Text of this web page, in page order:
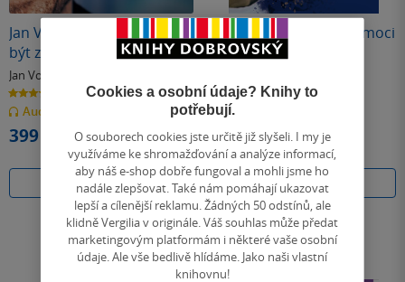
Jan Vojáček: Rozhodni se
být zdráv
Jan Vojáček
4.5
z
5
hvězdiček
Audiokniha
399 Kč
Koupit
Jan Vojáček: Umění nemoci
4.4
z
5
hvězdiček
E-kniha
319 Kč
Koupit
Cookies a osobní údaje? Knihy to
potřebují.
O souborech cookies jste určitě již slyšeli. I my je
využíváme ke shromažďování a analýze informací,
aby náš e-shop dobře fungoval a mohli jsme ho
nadále zlepšovat. Také nám pomáhají ukazovat
lepší a cílenější reklamu. Žádných 50 odstínů, ale
klidně Vergilia v originále. Váš souhlas může předat
marketingovým platformám i některé vaše osobní
údaje. Ale vše bedlivě hlídáme. Jako naši vlastní
knihovnu!